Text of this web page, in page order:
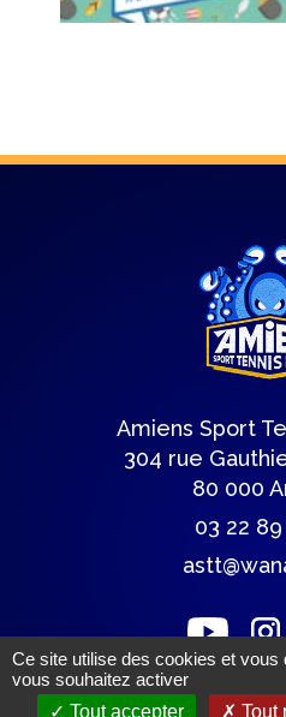
Amiens Sport
304 rue
80 000
03 22
Lettre
Ce site utilise des cookies et
vous souhaitez activer
Tout accepter
Tout